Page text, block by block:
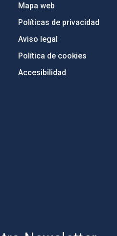
Mapa web
Políticas de privacidad
Aviso legal
Política de cookies
Accesibilidad